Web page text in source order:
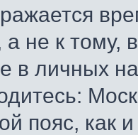
а не к тому,
в личных
пояс, как